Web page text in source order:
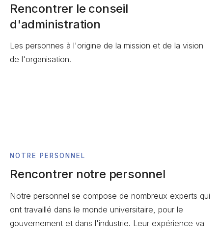
Rencontrer le conseil
d'administration
Les personnes à l'origine de la mission et de la vision
de l'organisation.
NOTRE PERSONNEL
Rencontrer notre personnel
Notre personnel se compose de nombreux experts qui
ont travaillé dans le monde universitaire, pour le
gouvernement et dans l'industrie. Leur expérience va